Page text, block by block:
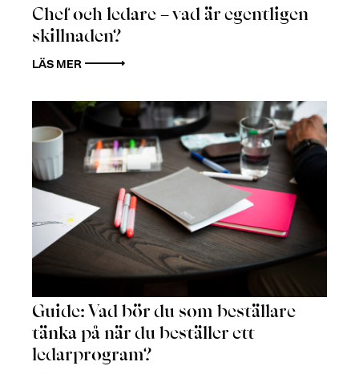
Chef och ledare – vad är egentligen
skillnaden?
LÄS MER
Guide: Vad bör du som beställare
tänka på när du beställer ett
ledarprogram?